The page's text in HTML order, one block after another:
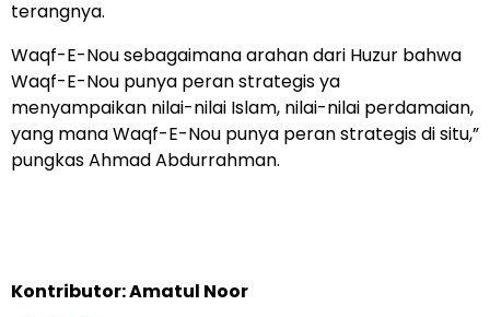
terangnya.
Waqf-E-Nou sebagaimana arahan dari Huzur bahwa
Waqf-E-Nou punya peran strategis ya
menyampaikan nilai-nilai Islam, nilai-nilai perdamaian,
yang mana Waqf-E-Nou punya peran strategis di situ,”
pungkas Ahmad Abdurrahman.
Kontributor: Amatul Noor